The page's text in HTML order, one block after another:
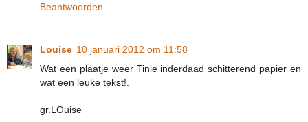
Beantwoorden
Louise 10 januari 2012 om 11:58
Wat een plaatje weer Tinie inderdaad schitterend papier en
wat een leuke tekst!.
gr.LOuise